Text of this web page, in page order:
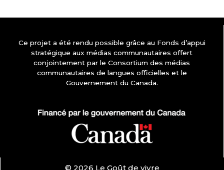
Ce projet a été rendu possible grâce au Fonds d’appui
stratégique aux médias communautaires offert
conjointement par le Consortium des médias
communautaires de langues officielles et le
Gouvernement du Canada.
© 2026 Le Goût de vivre